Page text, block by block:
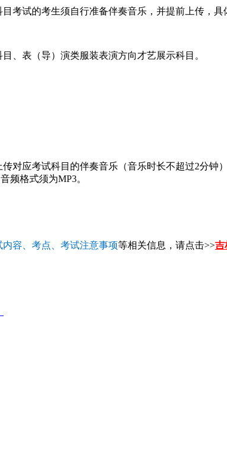
考试的考生须自行准备伴奏音乐，并提前上传，具
、表（导）演类服装表演方向才艺展示科目。
对应考试科目的伴奏音乐（音乐时长不超过2分钟
频格式须为MP3。
容、考点、考试注意事项等相关信息，请点击>>吉